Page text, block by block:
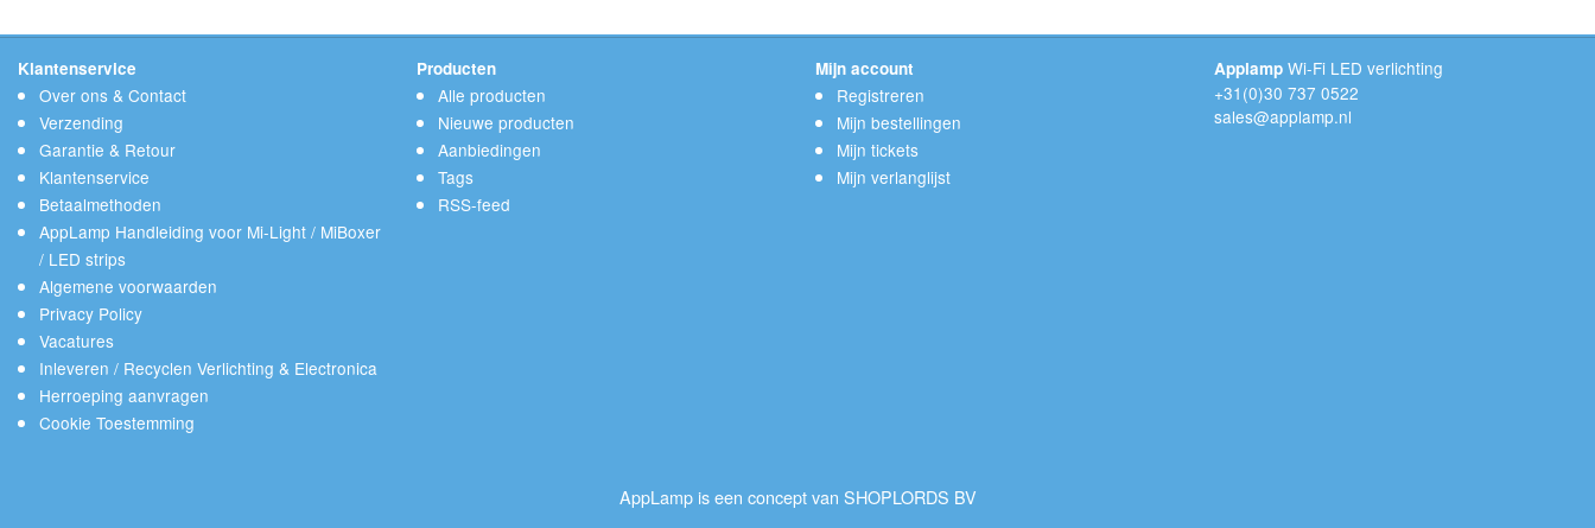
Klantenservice
Over ons & Contact
Verzending
Garantie & Retour
Klantenservice
Betaalmethoden
AppLamp Handleiding voor Mi-Light / MiBoxer
/ LED strips
Algemene voorwaarden
Privacy Policy
Vacatures
Inleveren / Recyclen Verlichting & Electronica
Herroeping aanvragen
Cookie Toestemming
Producten
Alle producten
Nieuwe producten
Aanbiedingen
Tags
RSS-feed
Mijn account
Registreren
Mijn bestellingen
Mijn tickets
Mijn verlanglijst
Applamp Wi-Fi LED verlichting
+31(0)30 737 0522
sales@applamp.nl
AppLamp is een concept van SHOPLORDS BV